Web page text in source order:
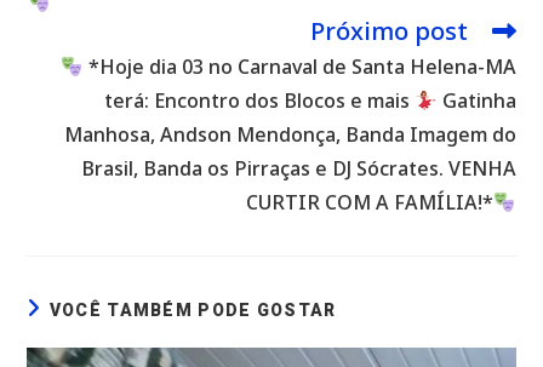
Próximo post
*Hoje dia 03 no Carnaval de Santa Helena-MA
terá: Encontro dos Blocos e mais
Gatinha
Manhosa, Andson Mendonça, Banda Imagem do
Brasil, Banda os Pirraças e DJ Sócrates. VENHA
CURTIR COM A FAMÍLIA!*
VOCÊ TAMBÉM PODE GOSTAR